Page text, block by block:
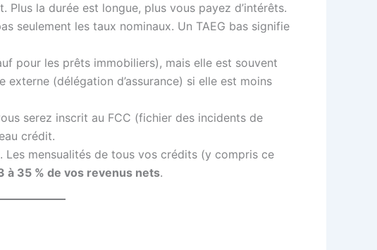
Plus la durée est longue, plus vous payez d’intérêts.
seulement les taux nominaux. Un TAEG bas signifie
pour les prêts immobiliers), mais elle est souvent
externe (délégation d’assurance) si elle est moins
serez inscrit au FCC (fichier des incidents de
crédit.
Les mensualités de tous vos crédits (y compris ce
à 35 % de vos revenus nets.